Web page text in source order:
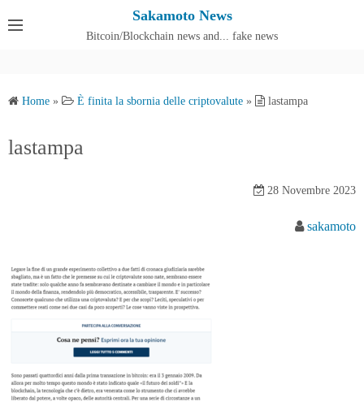
Sakamoto News
Bitcoin/Blockchain news and... fake news
Home » È finita la sbornia delle criptovalute » lastampa
lastampa
28 Novembre 2023
sakamoto